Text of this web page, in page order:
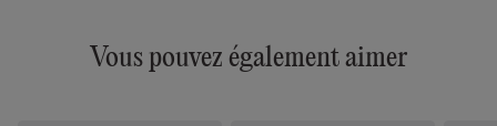
Vous pouvez également aimer